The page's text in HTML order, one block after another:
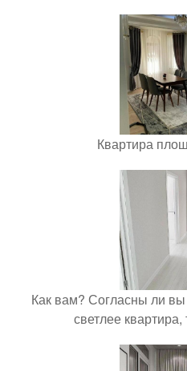
Квартира
Как вам? Согласны ли
светлее